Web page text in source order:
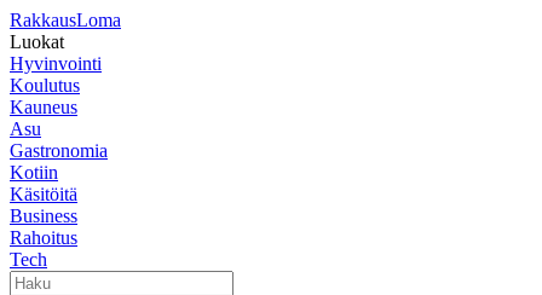
RakkausLoma
Luokat
Hyvinvointi
Koulutus
Kauneus
Asu
Gastronomia
Kotiin
Käsitöitä
Business
Rahoitus
Tech